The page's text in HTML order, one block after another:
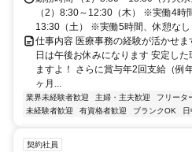
（2）8:30～12:30（木） ※実働4時
13:30（土） ※実働5時間、休憩な
仕事内容 医療事務の経験が活かせ
日は午後お休みになります 安定し
ますよ！ さらに賞与年2回支給（例
ヶ月...
業界未経験者歓迎 主婦・主夫歓迎 フリータ
未経験者歓迎
有資格者歓迎 ブランクOK 日
契約社員